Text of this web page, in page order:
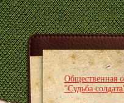
Общественная
"Судьба